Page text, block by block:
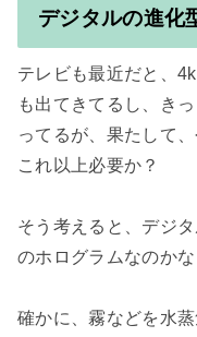
デジタルの進化
テレビも最近だと、
も出てきてるし、き
ってるが、果たして
これ以上必要か？
そう考えると、デジ
のホログラムなのかな
確かに、霧などを水